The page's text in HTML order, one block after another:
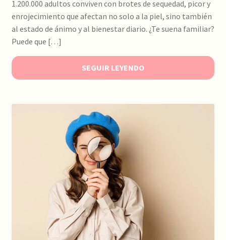
1.200.000 adultos conviven con brotes de sequedad, picor y
enrojecimiento que afectan no solo a la piel, sino también
al estado de ánimo y al bienestar diario. ¿Te suena familiar?
Puede que […]
SEGUIR LEYENDO